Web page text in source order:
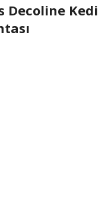
Decoline Kedi